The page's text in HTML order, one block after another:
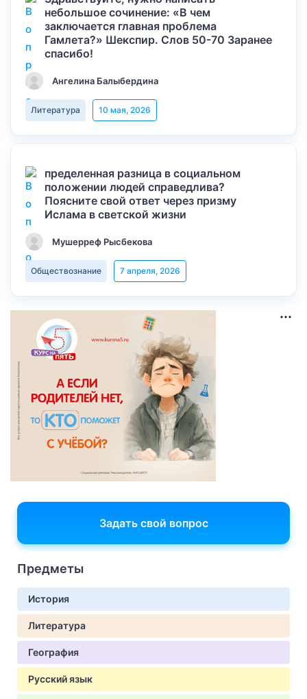
небольшое сочинение: «В чем
заключается главная проблема
Гамлета?» Шекспир. Слов 50-70 Заранее
спасибо!
Ангелина Балыбердина
Литература 10 мая, 2026
пределенная разница в социальном
положении людей справедлива?
Поясните свой ответ через призму
Ислама в светской жизни
Мушерреф Рысбекова
Обществознание 7 апреля, 2026
Задать свой вопрос
Предметы
История
Литература
География
Русский язык